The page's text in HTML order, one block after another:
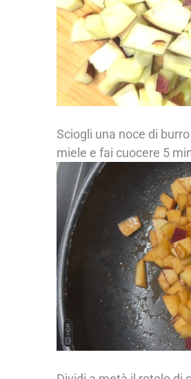
Sciogli una noce di
miele e fai cuocere 5